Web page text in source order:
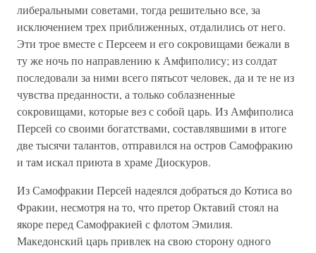
либеральными советами, тогда решительно все, за
исключением трех приближенных, отдалились от него.
Эти трое вместе с Персеем и его сокровищами бежали в
ту же ночь по направлению к Амфиполису; из солдат
последовали за ними всего пятьсот человек, да и те не из
чувства преданности, а только соблазненные
сокровищами, которые вез с собой царь. Из Амфиполиса
Персей со своими богатствами, составлявшими в итоге
две тысячи талантов, отправился на остров Самофракию
и там искал приюта в храме Диоскуров.
Из Самофракии Персей надеялся добраться до Котиса во
Фракии, несмотря на то, что претор Октавий стоял на
якоре перед Самофракией с флотом Эмилия.
Македонский царь привлек на свою сторону одного